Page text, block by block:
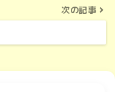
次の記事